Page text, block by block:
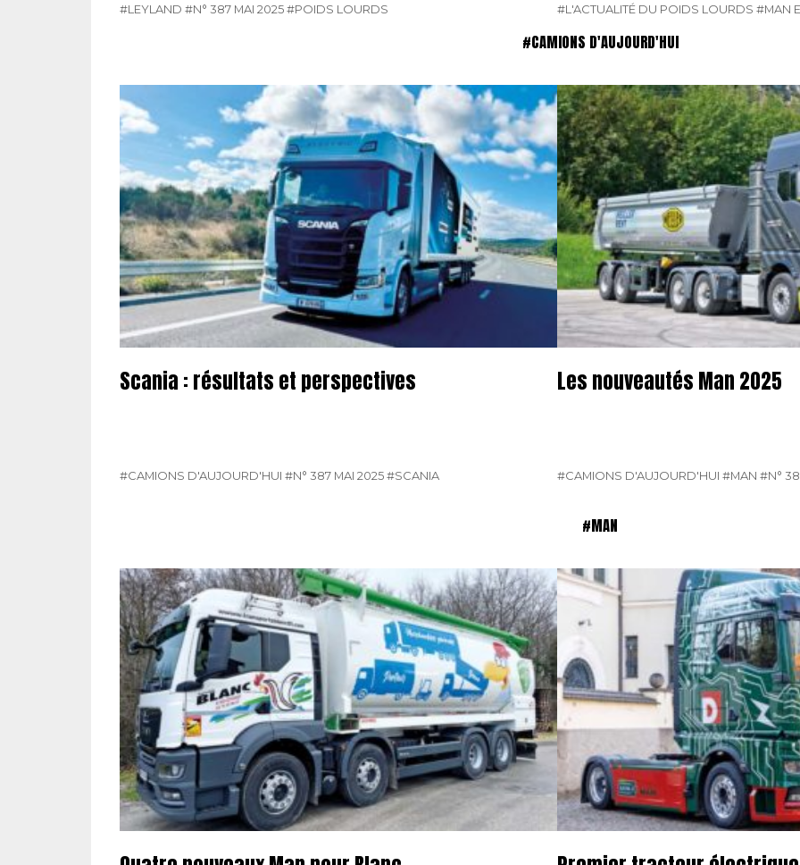
#LEYLAND #N° 387 MAI 2025#POIDS LOURDS #L'ACTUALITÉ DU POIDS LOURDS #MAN
#CAMIONS D'AUJOURD'HUI
Scania : résultats et perspectives
#CAMIONS D'AUJOURD'HUI #N° 387 MAI 2025#SCANIA
Les nouveautés Man 2025
#CAMIONS D'AUJOURD'HUI #MAN #N°
#MAN